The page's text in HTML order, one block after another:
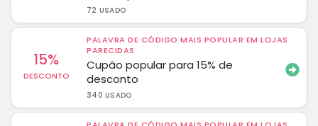
72 USADO
15%
DESCONTO
PALAVRA DE CÓDIGO MAIS POPULAR EM LOJAS
PARECIDAS
Cupão popular para 15% de
desconto
340 USADO